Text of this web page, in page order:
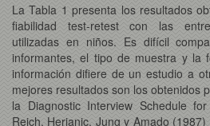
La Tabla 1 presenta los resultados
fiabilidad test-retest con las
utilizadas en niños. Es difícil
informantes, el tipo de muestra y la
información difiere de un estudio a
mejores resultados son los obtenidos
la Diagnostic Interview Schedule
Reich, Herjanic, Jung y Amado